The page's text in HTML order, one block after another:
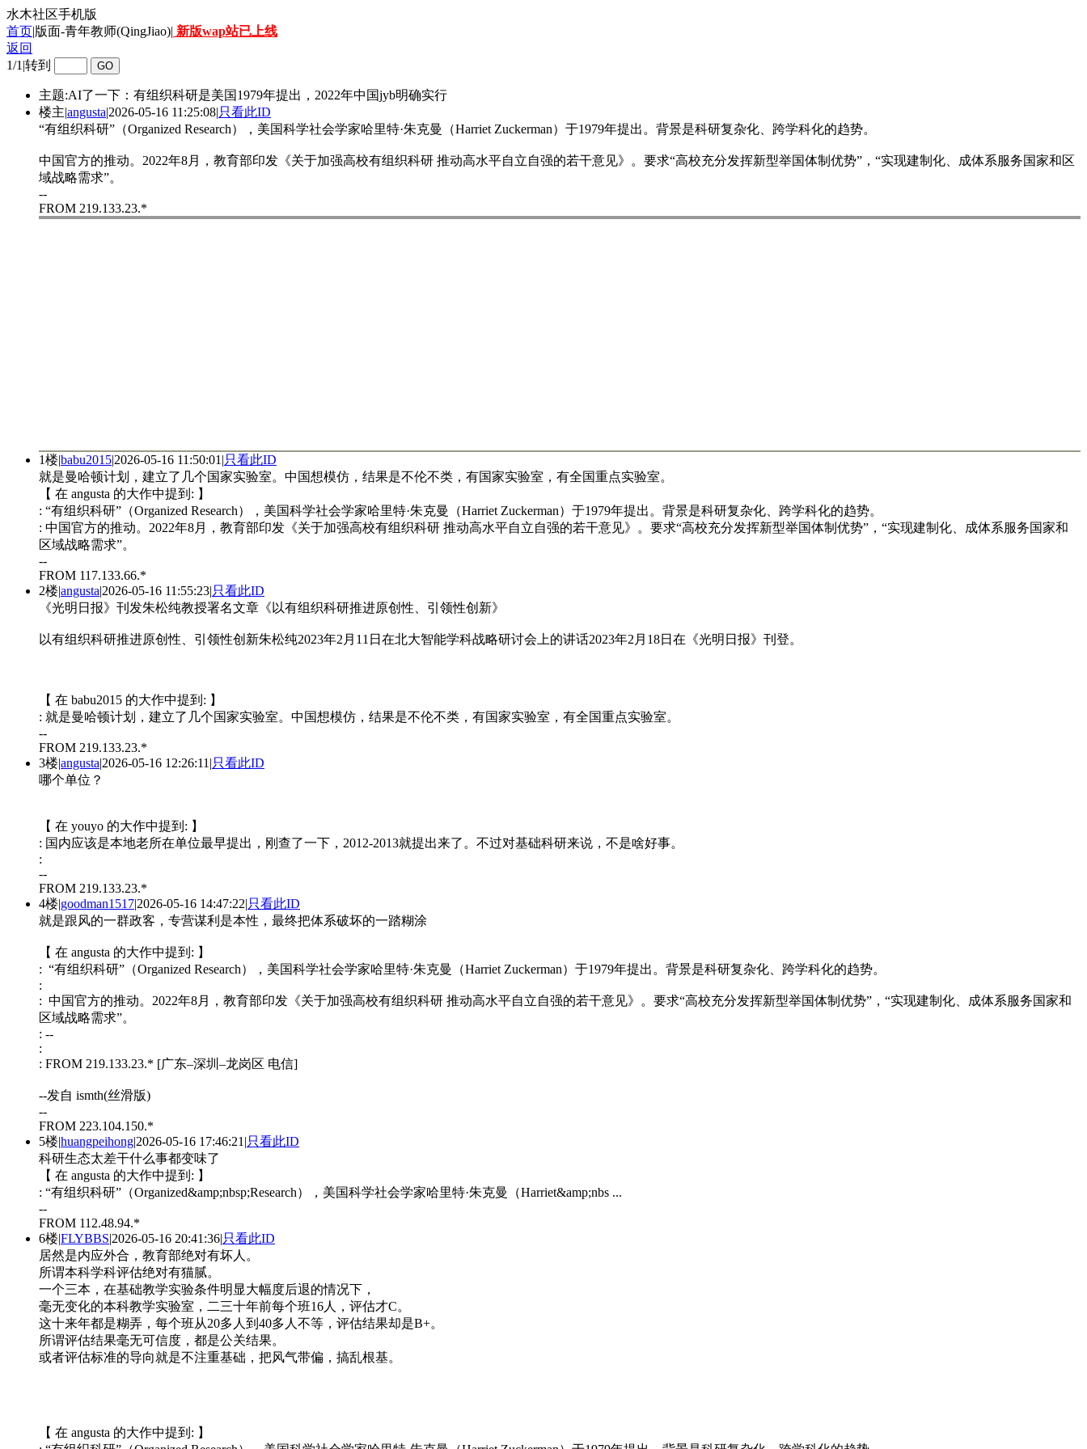
水木社区手机版
首页|版面-青年教师(QingJiao)| 新版wap站已上线
返回
1/1 |转到
主题:AI了一下：有组织科研是美国1979年提出，2022年中国jyb明确实行
楼主|angusta|2026-05-16 11:25:08|只看此ID
“有组织科研”（Organized Research），美国科学社会学家哈里特·朱克曼（Harriet Zuckerman）于1979年提出。背景是科研复杂化、跨学科化的趋势。
中国官方的推动。2022年8月，教育部印发《关于加强高校有组织科研 推动高水平自立自强的若干意见》。要求“高校充分发挥新型举国体制优势”，“实现建制化、成体系服务国家和区
域战略需求”。
--
FROM 219.133.23.*
1楼|babu2015|2026-05-16 11:50:01 |只看此ID
就是曼哈顿计划，建立了几个国家实验室。中国想模仿，结果是不伦不类，有国家实验室，有全国重点实验室。
【 在 angusta 的大作中提到: 】
: “有组织科研”（Organized Research），美国科学社会学家哈里特·朱克曼（Harriet Zuckerman）于1979年提出。背景是科研复杂化、跨学科化的趋势。
: 中国官方的推动。2022年8月，教育部印发《关于加强高校有组织科研 推动高水平自立自强的若干意见》。要求“高校充分发挥新型举国体制优势”，“实现建制化、成体系服务国家和
区域战略需求”。
--
FROM 117.133.66.*
2楼|angusta|2026-05-16 11:55:23|只看此ID
《光明日报》刊发朱松纯教授署名文章《以有组织科研推进原创性、引领性创新》
以有组织科研推进原创性、引领性创新朱松纯2023年2月11日在北大智能学科战略研讨会上的讲话2023年2月18日在《光明日报》刊登。
【 在 babu2015 的大作中提到: 】
: 就是曼哈顿计划，建立了几个国家实验室。中国想模仿，结果是不伦不类，有国家实验室，有全国重点实验室。
--
FROM 219.133.23.*
3楼|angusta|2026-05-16 12:26:11 |只看此ID
哪个单位？
【 在 youyo 的大作中提到: 】
: 国内应该是本地老所在单位最早提出，刚查了一下，2012-2013就提出来了。不过对基础科研来说，不是啥好事。
:
--
FROM 219.133.23.*
4楼|goodman1517|2026-05-16 14:47:22|只看此ID
就是跟风的一群政客，专营谋利是本性，最终把体系破坏的一踏糊涂
【 在 angusta 的大作中提到: 】
: “有组织科研”（Organized Research），美国科学社会学家哈里特·朱克曼（Harriet Zuckerman）于1979年提出。背景是科研复杂化、跨学科化的趋势。
:
: 中国官方的推动。2022年8月，教育部印发《关于加强高校有组织科研 推动高水平自立自强的若干意见》。要求“高校充分发挥新型举国体制优势”，“实现建制化、成体系服务国家和
区域战略需求”。
: --
:
: FROM 219.133.23.* [广东–深圳–龙岗区 电信]
--发自 ismth(丝滑版)
--
FROM 223.104.150.*
5楼|huangpeihong|2026-05-16 17:46:21 |只看此ID
科研生态太差干什么事都变味了
【 在 angusta 的大作中提到: 】
: “有组织科研”（Organized&amp;nbsp;Research），美国科学社会学家哈里特·朱克曼（Harriet&amp;nbs ...
--
FROM 112.48.94.*
6楼|FLYBBS|2026-05-16 20:41:36|只看此ID
居然是内应外合，教育部绝对有坏人。
所谓本科学科评估绝对有猫腻。
一个三本，在基础教学实验条件明显大幅度后退的情况下，
毫无变化的本科教学实验室，二三十年前每个班16人，评估才C。
这十来年都是糊弄，每个班从20多人到40多人不等，评估结果却是B+。
所谓评估结果毫无可信度，都是公关结果。
或者评估标准的导向就是不注重基础，把风气带偏，搞乱根基。
【 在 angusta 的大作中提到: 】